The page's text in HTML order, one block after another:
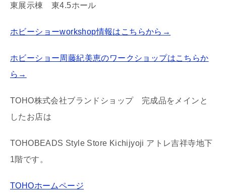
東展示棟 東4.5ホール
ホビーショーworkshop情報はこちらから→
ホビーショー周藤紀美恵のワークショップはこちらか
ら→
TOHO株式会社ブランドショップ 完成品をメインと
したお店は
TOHOBEADS Style Store Kichijyoji アトレ吉祥寺地下
1階です。
TOHOホームページ